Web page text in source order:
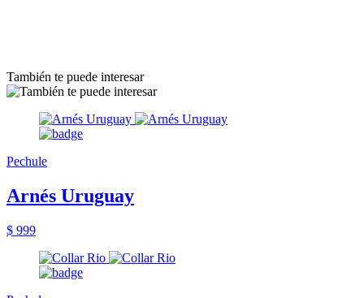
También te puede interesar
Pechule
Arnés Uruguay
$ 999